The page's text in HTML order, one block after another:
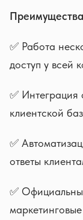
✅ Работа
доступ у всей
✅ Интеграция
клиентской
✅
ответы
✅